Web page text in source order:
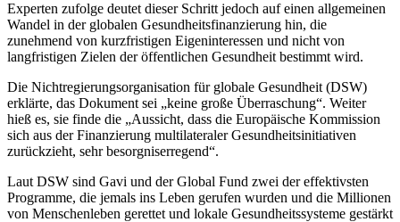
Experten zufolge deutet dieser Schritt jedoch auf einen allgemeinen
Wandel in der globalen Gesundheitsfinanzierung hin, die
zunehmend von kurzfristigen Eigeninteressen und nicht von
langfristigen Zielen der öffentlichen Gesundheit bestimmt wird.
Die Nichtregierungsorganisation für globale Gesundheit (DSW)
erklärte, das Dokument sei „keine große Überraschung“. Weiter
hieß es, sie finde die „Aussicht, dass die Europäische Kommission
sich aus der Finanzierung multilateraler Gesundheitsinitiativen
zurückzieht, sehr besorgniserregend“.
Laut DSW sind Gavi und der Global Fund zwei der effektivsten
Programme, die jemals ins Leben gerufen wurden und die Millionen
von Menschenleben gerettet und lokale Gesundheitssysteme gestärkt